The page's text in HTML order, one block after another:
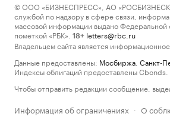
© ООО «БИЗНЕСПРЕСС», АО
службой по надзору в сфере связи,
массовой информации выдано
пометкой «РБК».
18+ letters@rbc.ru
Владельцем сайта является информационное
Данные предоставлены: Мосбиржа Санкт-
Индексы облигаций предоставлены Cbonds.
Чтобы отправить редакции сообщение,
Информация об ограничениях · О